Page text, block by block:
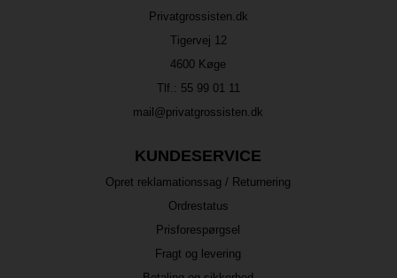
Privatgrossisten.dk
Tigervej 12
4600 Køge
Tlf.: 55 99 01 11
mail@privatgrossisten.dk
KUNDESERVICE
Opret reklamationssag / Returnering
Ordrestatus
Prisforespørgsel
Fragt og levering